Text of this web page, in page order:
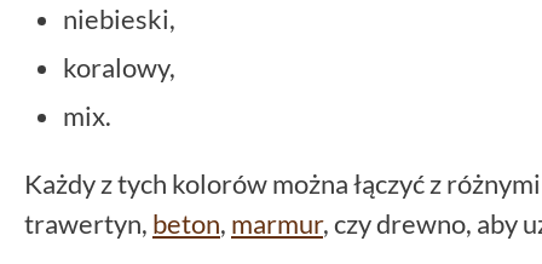
niebieski,
koralowy,
mix.
Każdy z tych kolorów można łączyć z
trawertyn, beton, marmur, czy drewno, aby